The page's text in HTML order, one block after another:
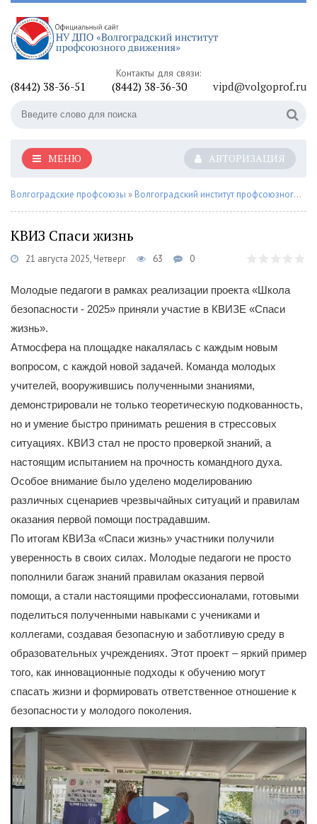
Контакты для связи:
(8442) 38-36-51 (8442) 38-36-30 vipd@volgoprof.ru
АВТОРИЗАЦИЯ
МЕНЮ
Волгоградские профсоюзы » Волгоградский институт профсоюзного движения
КВИЗ Спаси жизнь
21 августа 2025, Четверг 63 0
Молодые педагоги в рамках реализации проекта «Школа
безопасности - 2025» приняли участие в КВИЗЕ «Спаси
жизнь».
Атмосфера на площадке накалялась с каждым новым
вопросом, с каждой новой задачей. Команда молодых
учителей, вооружившись полученными знаниями,
демонстрировали не только теоретическую подкованность,
но и умение быстро принимать решения в стрессовых
ситуациях. КВИЗ стал не просто проверкой знаний, а
настоящим испытанием на прочность командного духа.
Особое внимание было уделено моделированию
различных сценариев чрезвычайных ситуаций и правилам
оказания первой помощи пострадавшим.
По итогам КВИЗа «Спаси жизнь» участники получили
уверенность в своих силах. Молодые педагоги не просто
пополнили багаж знаний правилам оказания первой
помощи, а стали настоящими профессионалами, готовыми
поделиться полученными навыками с учениками и
коллегами, создавая безопасную и заботливую среду в
образовательных учреждениях. Этот проект – яркий пример
того, как инновационные подходы к обучению могут
спасать жизни и формировать ответственное отношение к
безопасности у молодого поколения.